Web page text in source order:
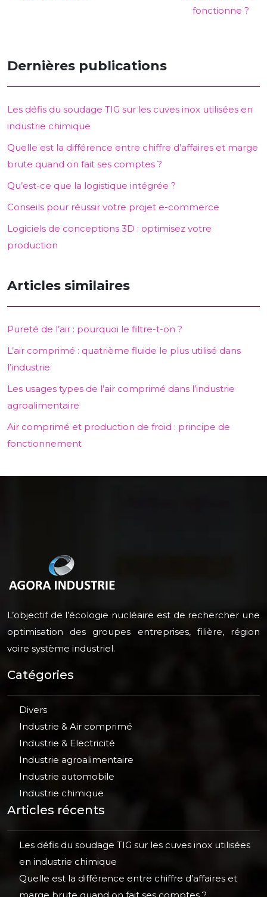
fonctionne ?
Dernières publications
Les défis du soudage TIG sur les cuves inox utilisées en
industrie chimique
Quelle est la différence entre chiffre d’affaires et marge
brute quand on fait ses comptes ?
Qu’est-ce que la logistique intégrée ?
Conseils pour réussir votre projet e-commerce
Logiciels de conceptions 3D : optimisez votre
production
Articles similaires
Pureté de l’air : pourquoi le filtre-t-on ?
L’air comprimé : quatrième fluide le plus utilisé dans
l’industrie
Les usages types de l’air comprimé dans l’industrie
agroalimentaire
Air comprimé et production de froid : principe de
fonctionnement
L’objectif de l’écologie nucléaire est de rechercher une
optimisation des groupes entreprises, filière, région
voire système industriel.
Catégories
Divers
Industrie & Air comprimé
Industrie & Electricité
Industrie agroalimentaire
Industrie automobile
Industrie chimique
Articles récents
Les défis du soudage TIG sur les cuves inox utilisées
en industrie chimique
Quelle est la différence entre chiffre d’affaires et